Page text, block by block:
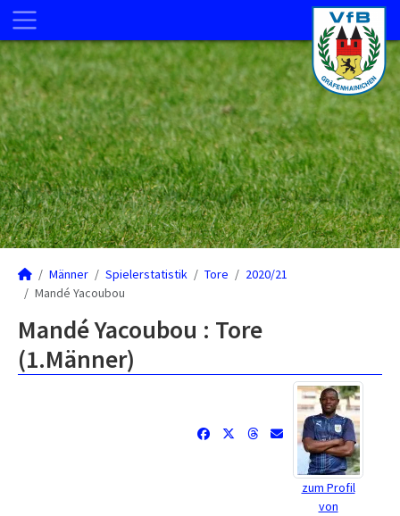
Männer Spielerstatistik Tore
2020/21
Mandé Yacoubou
Mandé Yacoubou : Tore
(1.Männer)
zum Profil
von